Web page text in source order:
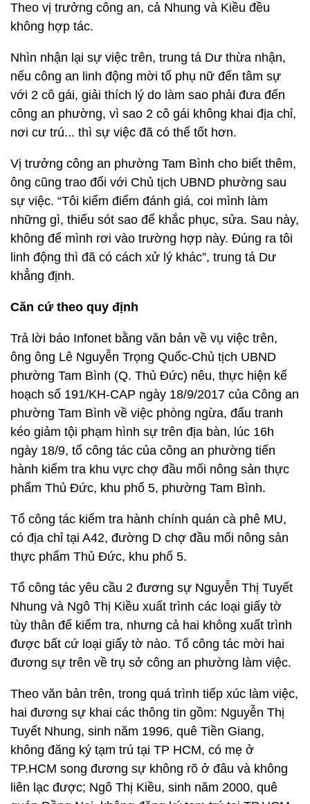
Theo vị trưởng công an, cả Nhung và Kiều đều
không hợp tác.
Nhìn nhận lại sự việc trên, trung tá Dư thừa nhận,
nếu công an linh động mời tổ phụ nữ đến tâm sự
với 2 cô gái, giải thích lý do làm sao phải đưa đến
công an phường, vì sao 2 cô gái không khai địa chỉ,
nơi cư trú... thì sự việc đã có thể tốt hơn.
Vị trưởng công an phường Tam Bình cho biết thêm,
ông cũng trao đổi với Chủ tịch UBND phường sau
sự việc. “Tôi kiểm điểm đánh giá, coi mình làm
những gì, thiếu sót sao để khắc phục, sửa. Sau này,
không để mình rơi vào trường hợp này. Đúng ra tôi
linh động thì đã có cách xử lý khác”, trung tá Dư
khẳng định.
Căn cứ theo quy định
Trả lời báo Infonet bằng văn bản về vụ việc trên,
ông ông Lê Nguyễn Trọng Quốc-Chủ tịch UBND
phường Tam Bình (Q. Thủ Đức) nêu, thực hiện kế
hoạch số 191/KH-CAP ngày 18/9/2017 của Công an
phường Tam Bình về việc phòng ngừa, đấu tranh
kéo giảm tội phạm hình sự trên địa bàn, lúc 16h
ngày 18/9, tổ công tác của công an phường tiến
hành kiểm tra khu vực chợ đầu mối nông sản thực
phẩm Thủ Đức, khu phố 5, phường Tam Bình.
Tổ công tác kiểm tra hành chính quán cà phê MU,
có địa chỉ tại A42, đường D chợ đầu mối nông sản
thực phẩm Thủ Đức, khu phố 5.
Tổ công tác yêu cầu 2 đương sự Nguyễn Thị Tuyết
Nhung và Ngô Thị Kiều xuất trình các loại giấy tờ
tùy thân để kiểm tra, nhưng cả hai không xuất trình
được bất cứ loại giấy tờ nào. Tổ công tác mời hai
đương sự trên về trụ sở công an phường làm việc.
Theo văn bản trên, trong quá trình tiếp xúc làm việc,
hai đương sự khai các thông tin gồm: Nguyễn Thị
Tuyết Nhung, sinh năm 1996, quê Tiền Giang,
không đăng ký tạm trú tại TP HCM, có mẹ ở
TP.HCM song đương sự không rõ ở đâu và không
liên lạc được; Ngô Thị Kiều, sinh năm 2000, quê